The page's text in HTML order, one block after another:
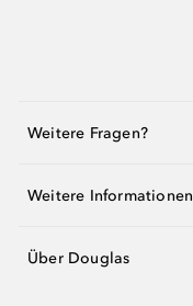
Weitere Fragen?
Weitere Informationen
Über Douglas